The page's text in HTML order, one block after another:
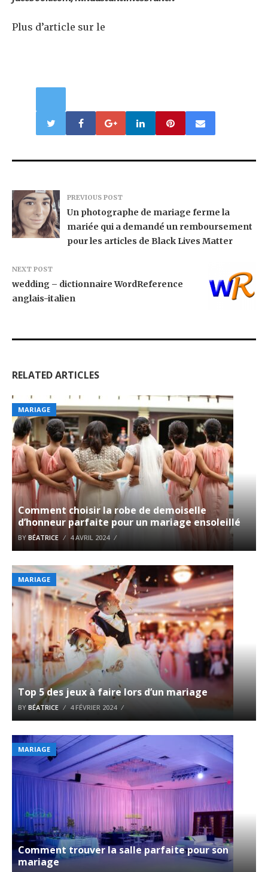
Plus d’article sur le
PREVIOUS POST
Un photographe de mariage ferme la
mariée qui a demandé un remboursement
pour les articles de Black Lives Matter
NEXT POST
wedding – dictionnaire WordReference
anglais-italien
RELATED ARTICLES
MARIAGE
Comment choisir la robe de demoiselle
d’honneur parfaite pour un mariage ensoleillé
BY BÉATRICE 4 AVRIL 2024
MARIAGE
Top 5 des jeux à faire lors d’un mariage
BY BÉATRICE 4 FÉVRIER 2024
MARIAGE
Comment trouver la salle parfaite pour son
mariage